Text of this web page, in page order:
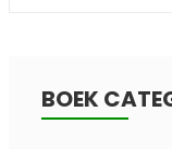
BOEK